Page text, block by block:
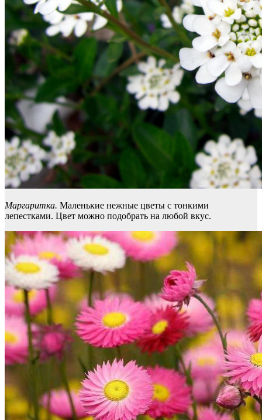
Маргаритка. Маленькие нежные цветы с тонкими
лепестками. Цвет можно подобрать на любой вкус.